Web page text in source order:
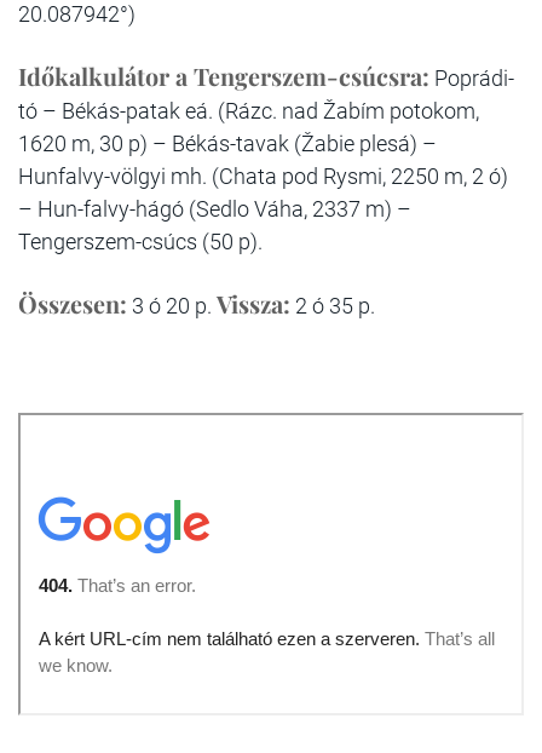
20.087942°)
Időkalkulátor a Tengerszem-csúcsra: Poprádi-
tó – Békás-patak eá. (Rázc. nad Žabím potokom,
1620 m, 30 p) – Békás-tavak (Žabie plesá) –
Hunfalvy-völgyi mh. (Chata pod Rysmi, 2250 m, 2 ó)
– Hun-falvy-hágó (Sedlo Váha, 2337 m) –
Tengerszem-csúcs (50 p).
Összesen: 3 ó 20 p. Vissza: 2 ó 35 p.